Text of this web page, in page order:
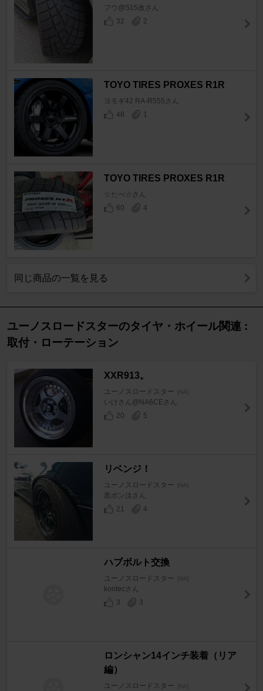
フウ@S15改さん
32
2
TOYO TIRES PROXES R1R
ヨモギ42 RA-R555さん
48
1
TOYO TIRES PROXES R1R
☆たべ☆さん
60
4
同じ商品の一覧を見る
ユーノスロードスターのタイヤ・ホイール関連 :
取付・ローテーション
XXR913。
ユーノスロードスター [NA]
いけさん@NA6CEさん
20
5
リベンジ！
ユーノスロードスター [NA]
黒ポン汰さん
21
4
ハブボルト交換
ユーノスロードスター [NA]
kontecさん
3
3
ロンシャン14インチ装着（リア
編）
ユーノスロードスター [NA]